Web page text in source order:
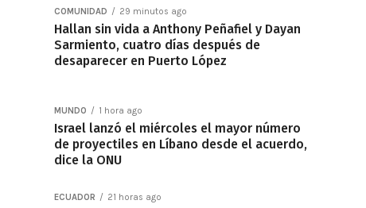
COMUNIDAD 29 minutos ago
Hallan sin vida a Anthony Peñafiel y Dayan
Sarmiento, cuatro días después de
desaparecer en Puerto López
MUNDO 1 hora ago
Israel lanzó el miércoles el mayor número
de proyectiles en Líbano desde el acuerdo,
dice la ONU
ECUADOR 21 horas ago